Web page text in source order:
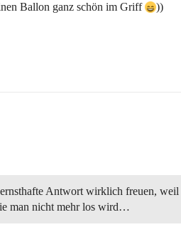
Ballon ganz schön im Griff ))
Antwort wirklich freuen, weil
man nicht mehr los wird…